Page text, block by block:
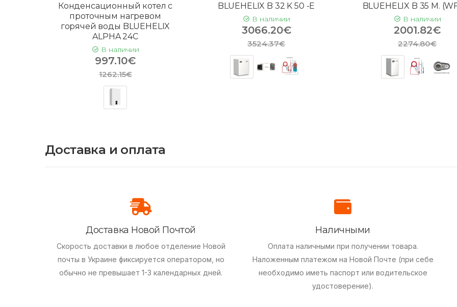
Конденсационный котел с
проточным нагревом
горячей воды BLUEHELIX
ALPHA 24C
В наличии
997.10€
1262.15€
BLUEHELIX B 32 K 50 -E
В наличии
3066.20€
3524.37€
BLUEHELIX B 35 M.
В наличии
2001.82€
2274.80€
Доставка и оплата
Доставка Новой Почтой
Скорость доставки в любое отделение Новой
почты в Украине фиксируется оператором, но
обычно не превышает 1-3 календарных дней.
Наличными
Оплата наличными при получении товара.
Наложенным платежом на Новой Почте (при себе
необходимо иметь паспорт или водительское
удостоверение).